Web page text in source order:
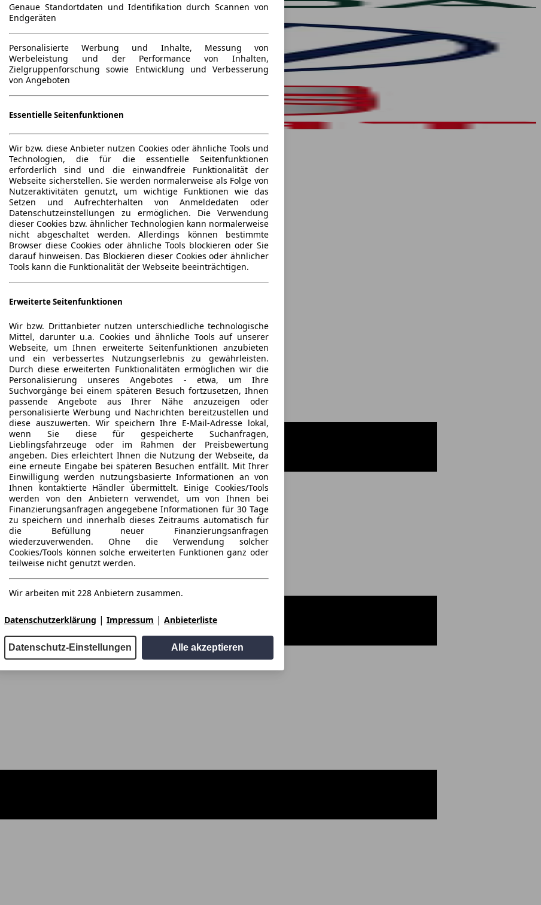
Genaue Standortdaten und Identifikation durch Scannen von
Endgeräten
Personalisierte Werbung und Inhalte, Messung von
Werbeleistung und der Performance von Inhalten,
Zielgruppenforschung sowie Entwicklung und Verbesserung
von Angeboten
Essentielle Seitenfunktionen
Wir bzw. diese Anbieter nutzen Cookies oder ähnliche Tools und
Technologien, die für die essentielle Seitenfunktionen
erforderlich sind und die einwandfreie Funktionalität der
Webseite sicherstellen. Sie werden normalerweise als Folge von
Nutzeraktivitäten genutzt, um wichtige Funktionen wie das
Setzen und Aufrechterhalten von Anmeldedaten oder
Datenschutzeinstellungen zu ermöglichen. Die Verwendung
dieser Cookies bzw. ähnlicher Technologien kann normalerweise
nicht abgeschaltet werden. Allerdings können bestimmte
Browser diese Cookies oder ähnliche Tools blockieren oder Sie
darauf hinweisen. Das Blockieren dieser Cookies oder ähnlicher
Tools kann die Funktionalität der Webseite beeinträchtigen.
Erweiterte Seitenfunktionen
Wir bzw. Drittanbieter nutzen unterschiedliche technologische
Mittel, darunter u.a. Cookies und ähnliche Tools auf unserer
Webseite, um Ihnen erweiterte Seitenfunktionen anzubieten
und ein verbessertes Nutzungserlebnis zu gewährleisten.
Durch diese erweiterten Funktionalitäten ermöglichen wir die
Personalisierung unseres Angebotes - etwa, um Ihre
Suchvorgänge bei einem späteren Besuch fortzusetzen, Ihnen
passende Angebote aus Ihrer Nähe anzuzeigen oder
personalisierte Werbung und Nachrichten bereitzustellen und
diese auszuwerten. Wir speichern Ihre E-Mail-Adresse lokal,
wenn Sie diese für gespeicherte Suchanfragen,
Lieblingsfahrzeuge oder im Rahmen der Preisbewertung
angeben. Dies erleichtert Ihnen die Nutzung der Webseite, da
eine erneute Eingabe bei späteren Besuchen entfällt. Mit Ihrer
Einwilligung werden nutzungsbasierte Informationen an von
Ihnen kontaktierte Händler übermittelt. Einige Cookies/Tools
werden von den Anbietern verwendet, um von Ihnen bei
Finanzierungsanfragen angegebene Informationen für 30 Tage
zu speichern und innerhalb dieses Zeitraums automatisch für
die Befüllung neuer Finanzierungsanfragen
wiederzuverwenden. Ohne die Verwendung solcher
Cookies/Tools können solche erweiterten Funktionen ganz oder
teilweise nicht genutzt werden.
Wir arbeiten mit 228 Anbietern zusammen.
Datenschutzerklärung | Impressum | Anbieterliste
Datenschutz-Einstellungen Alle akzeptieren